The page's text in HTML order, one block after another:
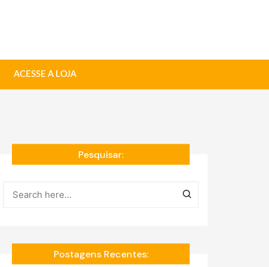
ACESSE A LOJA
Pesquisar:
Postagens Recentes: